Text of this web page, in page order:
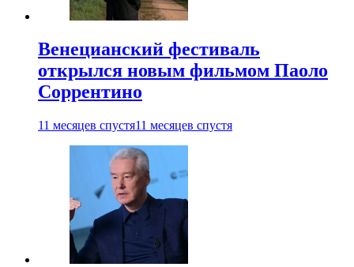
Венецианский фестиваль
открылся новым фильмом Паоло
Соррентино
11 месяцев спустя11 месяцев спустя